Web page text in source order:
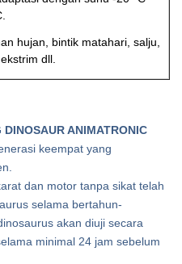
hujan, bintik matahari, salju,
dll.
ANIMATRONIC
keempat yang
dan motor tanpa sikat telah
selama bertahun-
akan diuji secara
minimal 24 jam sebelum